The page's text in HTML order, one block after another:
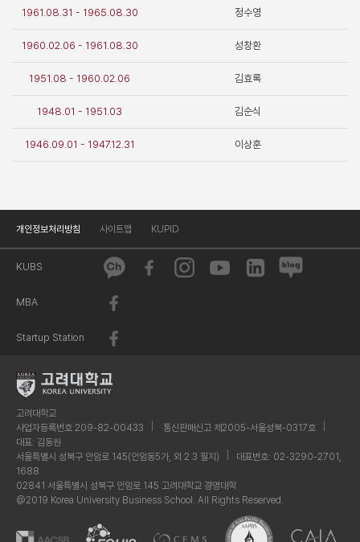
1961.08.31 - 1965.08.30 정수영
1960.02.06 - 1961.08.30 성창환
1951.08 - 1960.02.06 김효록
1948.01 - 1951.03 김순식
1946.09.01 - 1947.12.31 이상훈
개인정보처리방침 사이트맵 KUPID
KUBS
MBA
Startup Station
고려대학교
사업자등록번호 209-82-00433
통신판매신고 제2005-서울성북-0317호
대표: 김동원
서울특별시 성북구 안암로 145(안암동5가, 외 2 3 필지)
대표번호: 02-3290-2701,
1688
02841 서울특별시 성북구 안암로 145 고려대학교 경영대학
@2019 Korea University Business School. All Rights Reserved.